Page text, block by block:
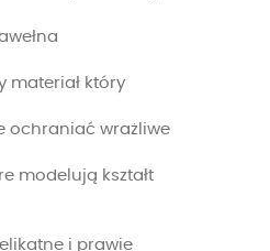
materiał który
ochraniać wrażliwe
modelują kształt
i prawie